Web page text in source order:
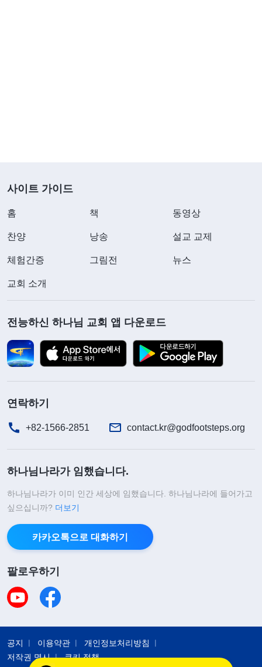
이가 대학에 다닐 수 있는 여건을 만들어 주려 그동
안 힘들게 일했어. 아들이 출세해서 엄마 체면 좀 세
싶은 심정이었습니다. 그 후로 얼마 동안 저는 먹지
도 자지도 못했고, 온통 아이의 앞날에 대한 걱정뿐
이었습니다. ‘앞으로 어떡하지? 아들 학교 보낸다고
집까지 팔아서 지낼 곳도 마땅치 않은데, 내 평생 고
생한 것이 다 헛것이 되었구나!’ 극심한 고통 속에 빠
진 저는 이 고통에서 헤어 나오도록 저를 이끌어 달
라고 하나님께 기도드렸습니다.
그러던 중, 저는 ＜
손에 달려 있다＞라는 하나님 말씀 찬양을 들었습니
스로를 주관하지 못한다. 네가 너 자신의 미래를 알
할 수 있겠느냐? 요컨대, 하나님이 어떻게 사역하든
역시 모두 사람을 위해 봉사하는 존재인 것처럼 말이
다. 하나님은 사람을 위해 달, 해, 별을 창조했고, 사
의 생존을 위한 것이다. 그러므로 하나님이 사람을
사이트 가이드
홈 책 동영상
찬양 낭송 설교 교제
체험간증 그림전 뉴스
교회 소개
전능하신 하나님 교회 앱 다운로드
연락하기
+82-1566-2851 contact.kr@godfootsteps.org
하나님나라가 임했습니다.
하나님나라가 이미 인간 세상에 임했습니다. 하나님나라에 들어가고
싶으십니까? 더보기
카카오톡으로 대화하기
팔로우하기
공지 이용약관
개인정보처리방침
저작권 명시
쿠키 정책